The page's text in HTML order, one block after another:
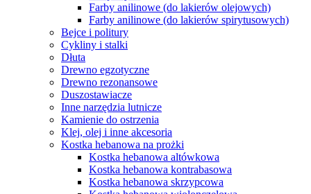
Farby anilinowe (do lakierów olejowych)
Farby anilinowe (do lakierów spirytusowych)
Bejce i politury
Cykliny i stalki
Dłuta
Drewno egzotyczne
Drewno rezonansowe
Duszostawiacze
Inne narzędzia lutnicze
Kamienie do ostrzenia
Klej, olej i inne akcesoria
Kostka hebanowa na prożki
Kostka hebanowa altówkowa
Kostka hebanowa kontrabasowa
Kostka hebanowa skrzypcowa